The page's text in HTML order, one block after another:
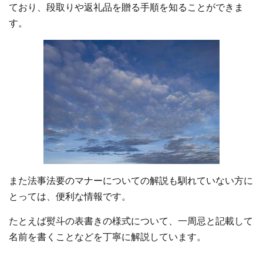
ており、段取りや返礼品を贈る手順を知ることができま
す。
また法事法要のマナーについての解説も馴れていない方に
とっては、便利な情報です。
たとえば熨斗の表書きの様式について、一周忌と記載して
名前を書くことなどを丁寧に解説しています。